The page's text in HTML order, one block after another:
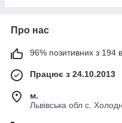
Про нас
96% позитивних з 194
Працює з 24.10.2013
м.
Львівська обл с.